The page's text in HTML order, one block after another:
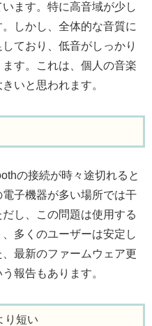
ます。特に高音域が少し
しかし、全体的な音質に
ており、低音がしっかり
す。これは、個人の音楽
いと思われます。
の接続が時々途切れると
子機器が多い場所では干
し、この問題は使用する
多くのユーザーは安定し
最新のファームウェア更
報告もあります。
り短い